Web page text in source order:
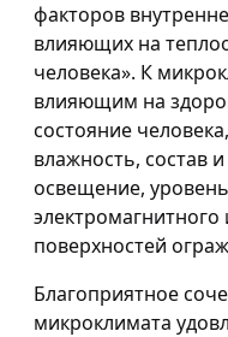
факторов
влияющих на
человека». К
влияющим на
состояние
влажность, состав
освещение,
поверхностей
Благоприятное
микроклимата